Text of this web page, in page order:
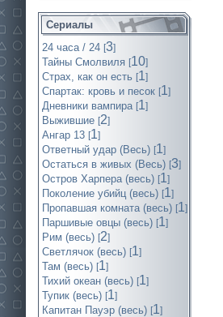
Сериалы
24 часа / 24 [3]
Тайны Смолвиля [10]
Страх, как он есть [1]
Спартак: кровь и песок [1]
Дневники вампира [1]
Выжившие [2]
Ангар 13 [1]
Ответный удар (Весь) [1]
Остаться в живых (Весь) [3]
Остров Харпера (весь) [1]
Поколение убийц (весь) [1]
Пропавшая комната (весь) [1]
Паршивые овцы (весь) [1]
Рим (весь) [2]
Светлячок (весь) [1]
Там (весь) [1]
Тихий океан (весь) [1]
Тупик (весь) [1]
Капитан Пауэр (весь) [1]